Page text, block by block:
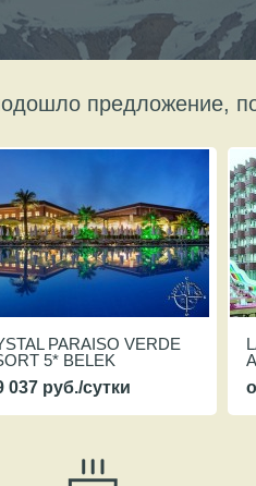
предложение,
PARAISO VERDE
5* BELEK
037 руб./сутки